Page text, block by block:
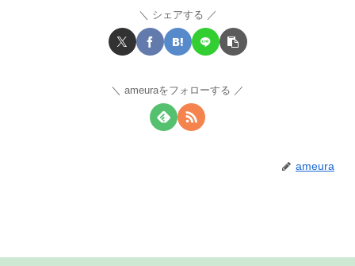
シェアする
ameuraをフォローする
ameura